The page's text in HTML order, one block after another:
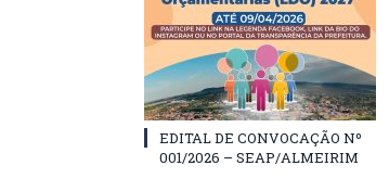
EDITAL DE CONVOCAÇÃO Nº
001/2026 – SEAP/ALMEIRIM